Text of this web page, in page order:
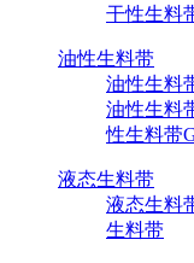
干性生料
油性生料带
油性生料
油性生料
性生料带
液态生料带
液态生料
生料带